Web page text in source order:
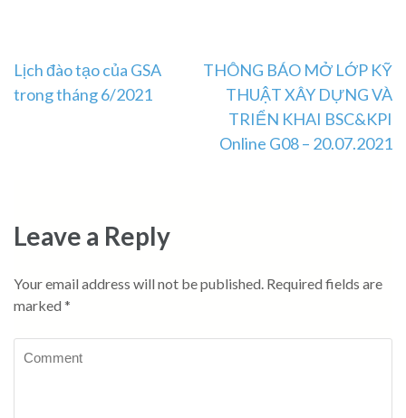
Post
navigation
Lịch đào tạo của GSA
trong tháng 6/2021
THÔNG BÁO MỞ LỚP KỸ
THUẬT XÂY DỰNG VÀ
TRIỂN KHAI BSC&KPI
Online G08 – 20.07.2021
Leave a Reply
Your email address will not be published. Required fields are
marked *